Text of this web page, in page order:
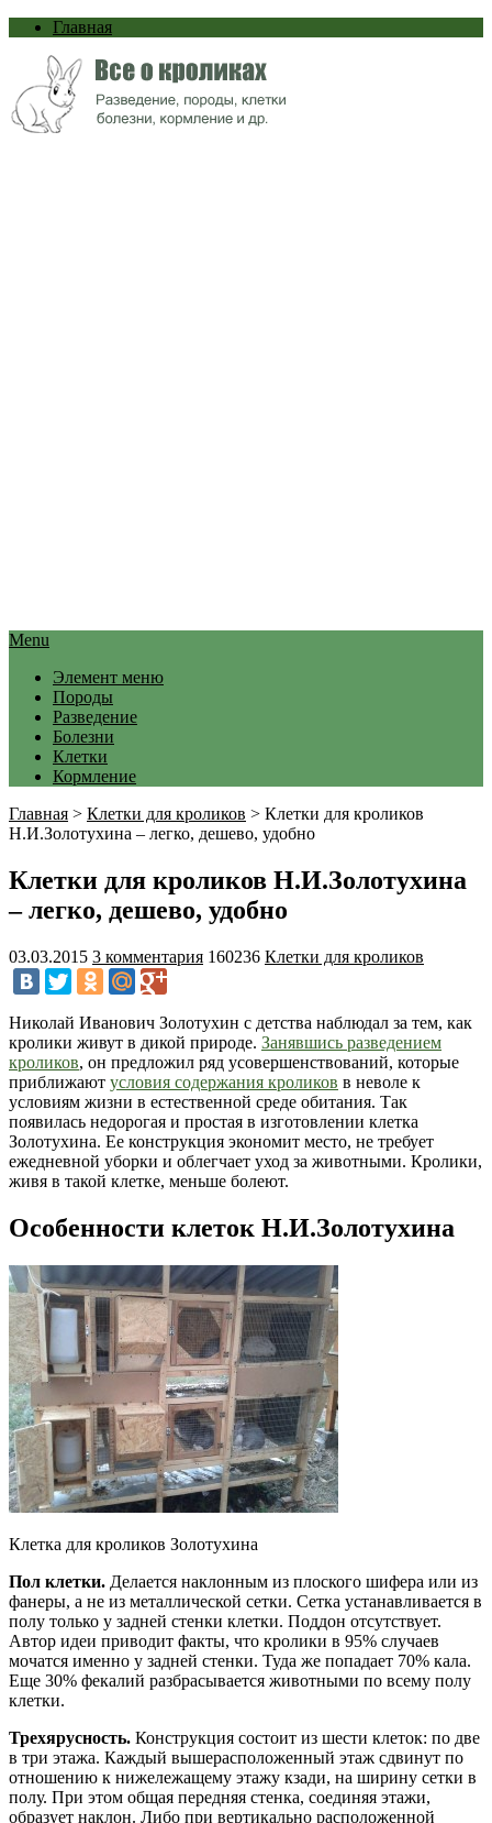
Главная
Menu
Элемент меню
Породы
Разведение
Болезни
Клетки
Кормление
Главная > Клетки для кроликов > Клетки для кроликов
Н.И.Золотухина – легко, дешево, удобно
Клетки для кроликов Н.И.Золотухина
– легко, дешево, удобно
03.03.2015 3 комментария 160236 Клетки для кроликов
Николай Иванович Золотухин с детства наблюдал за тем, как
кролики живут в дикой природе. Занявшись разведением
кроликов, он предложил ряд усовершенствований, которые
приближают условия содержания кроликов в неволе к
условиям жизни в естественной среде обитания. Так
появилась недорогая и простая в изготовлении клетка
Золотухина. Ее конструкция экономит место, не требует
ежедневной уборки и облегчает уход за животными. Кролики,
живя в такой клетке, меньше болеют.
Особенности клеток Н.И.Золотухина
Клетка для кроликов Золотухина
Пол клетки. Делается наклонным из плоского шифера или из
фанеры, а не из металлической сетки. Сетка устанавливается в
полу только у задней стенки клетки. Поддон отсутствует.
Автор идеи приводит факты, что кролики в 95% случаев
мочатся именно у задней стенки. Туда же попадает 70% кала.
Еще 30% фекалий разбрасывается животными по всему полу
клетки.
Трехярусность. Конструкция состоит из шести клеток: по две
в три этажа. Каждый вышерасположенный этаж сдвинут по
отношению к нижележащему этажу кзади, на ширину сетки в
полу. При этом общая передняя стенка, соединяя этажи,
образует наклон. Либо при вертикально расположенной